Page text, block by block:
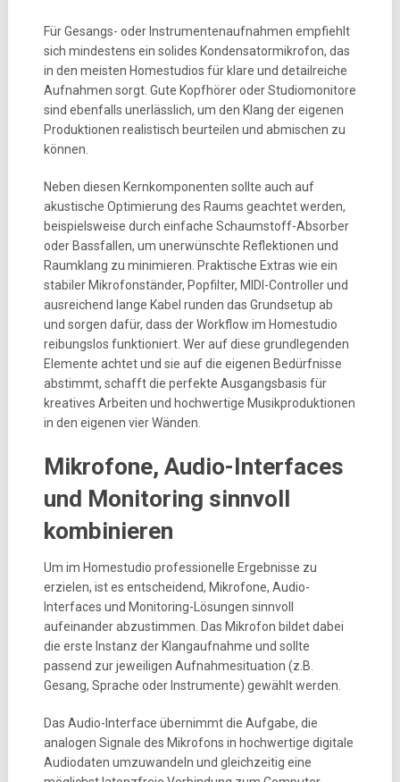
Für Gesangs- oder Instrumentenaufnahmen empfiehlt
sich mindestens ein solides Kondensatormikrofon, das
in den meisten Homestudios für klare und detailreiche
Aufnahmen sorgt. Gute Kopfhörer oder Studiomonitore
sind ebenfalls unerlässlich, um den Klang der eigenen
Produktionen realistisch beurteilen und abmischen zu
können.
Neben diesen Kernkomponenten sollte auch auf
akustische Optimierung des Raums geachtet werden,
beispielsweise durch einfache Schaumstoff-Absorber
oder Bassfallen, um unerwünschte Reflektionen und
Raumklang zu minimieren. Praktische Extras wie ein
stabiler Mikrofonständer, Popfilter, MIDI-Controller und
ausreichend lange Kabel runden das Grundsetup ab
und sorgen dafür, dass der Workflow im Homestudio
reibungslos funktioniert. Wer auf diese grundlegenden
Elemente achtet und sie auf die eigenen Bedürfnisse
abstimmt, schafft die perfekte Ausgangsbasis für
kreatives Arbeiten und hochwertige Musikproduktionen
in den eigenen vier Wänden.
Mikrofone, Audio-Interfaces
und Monitoring sinnvoll
kombinieren
Um im Homestudio professionelle Ergebnisse zu
erzielen, ist es entscheidend, Mikrofone, Audio-
Interfaces und Monitoring-Lösungen sinnvoll
aufeinander abzustimmen. Das Mikrofon bildet dabei
die erste Instanz der Klangaufnahme und sollte
passend zur jeweiligen Aufnahmesituation (z.B.
Gesang, Sprache oder Instrumente) gewählt werden.
Das Audio-Interface übernimmt die Aufgabe, die
analogen Signale des Mikrofons in hochwertige digitale
Audiodaten umzuwandeln und gleichzeitig eine